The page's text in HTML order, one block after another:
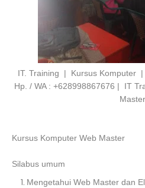
IT. Training | Kursus Komputer
Hp. / WA : +628998867676 | IT
Master
Kursus Komputer Web Master
Silabus umum
Mengetahui Web Master dan